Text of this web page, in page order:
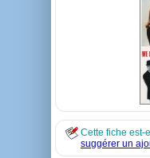
Cette fiche est-
suggérer un